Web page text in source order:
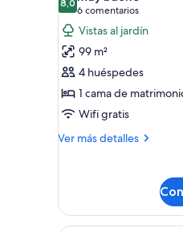
habitaciones
las
fotos
de
Suite,
1
Bedroom
(with
Indoor
8,08,0 de 10
6 comentarios
(6 comentarios)
Vistas al jardín
99 m²
4 huéspedes
1 cama de
Wifi gratis
Ver más detalles
Más
Bedroom
(with